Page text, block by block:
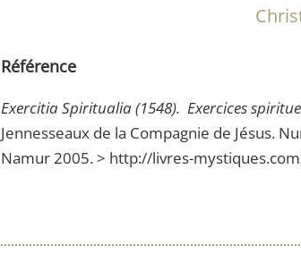
Référence
Exercitia Spiritualia (1548). Exercices
Jennesseaux de la Compagnie de Jésus.
Namur 2005. > http://livres-